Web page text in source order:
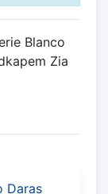
Blanco
Zia
Daras